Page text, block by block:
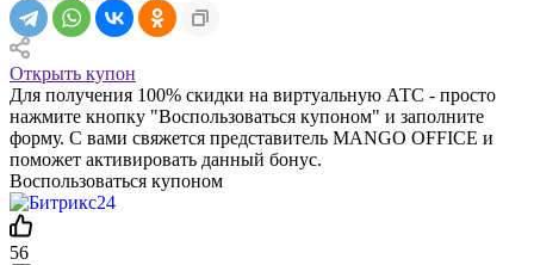
Открыть купон
Для получения 100% скидки на виртуальную АТС - просто
нажмите кнопку "Воспользоваться купоном" и заполните
форму. С вами свяжется представитель MANGO OFFICE и
поможет активировать данный бонус.
Воспользоваться купоном
56